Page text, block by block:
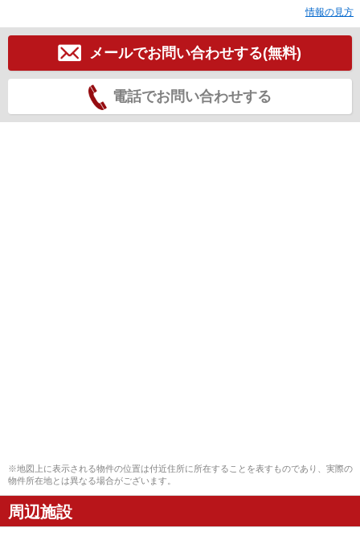
情報の見方
メールでお問い合わせする(無料)
電話でお問い合わせする
※地図上に表示される物件の位置は付近住所に所在することを表すものであり、実際の
物件所在地とは異なる場合がございます。
周辺施設